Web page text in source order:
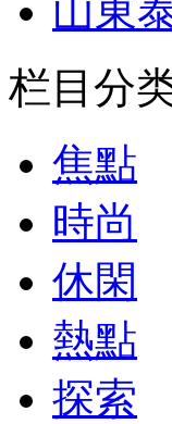
山東
栏目分
焦點
時尚
休閑
熱點
探索